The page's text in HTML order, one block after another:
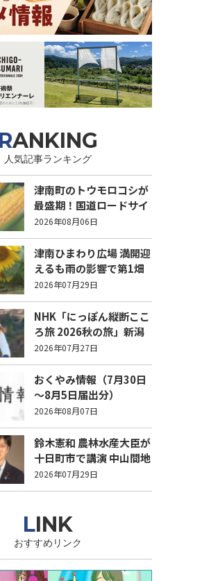
RANKING
人気記事ランキング
津南町のトウモロコシが
最盛期！国道ロードサイ
ドの直売所は朝から長い
列！
2026年08月06日
津南ひまわり広場 満開迎
えるも雨の影響で第1畑
の半分が倒伏 8/4まで駐
車場を無料開放
2026年07月29日
NHK「にっぽん縦断ここ
ろ旅 2026秋の旅」新潟
県 エピソード募集中！
2026年07月27日
おくやみ情報（7月30日
～8月5日届出分）
2026年08月07日
鈴木憲和 農林水産大臣が
十日町市で講演 中山間地
域でも持続可能で稼げる
農業とは？
2026年07月29日
LINK
おすすめリンク